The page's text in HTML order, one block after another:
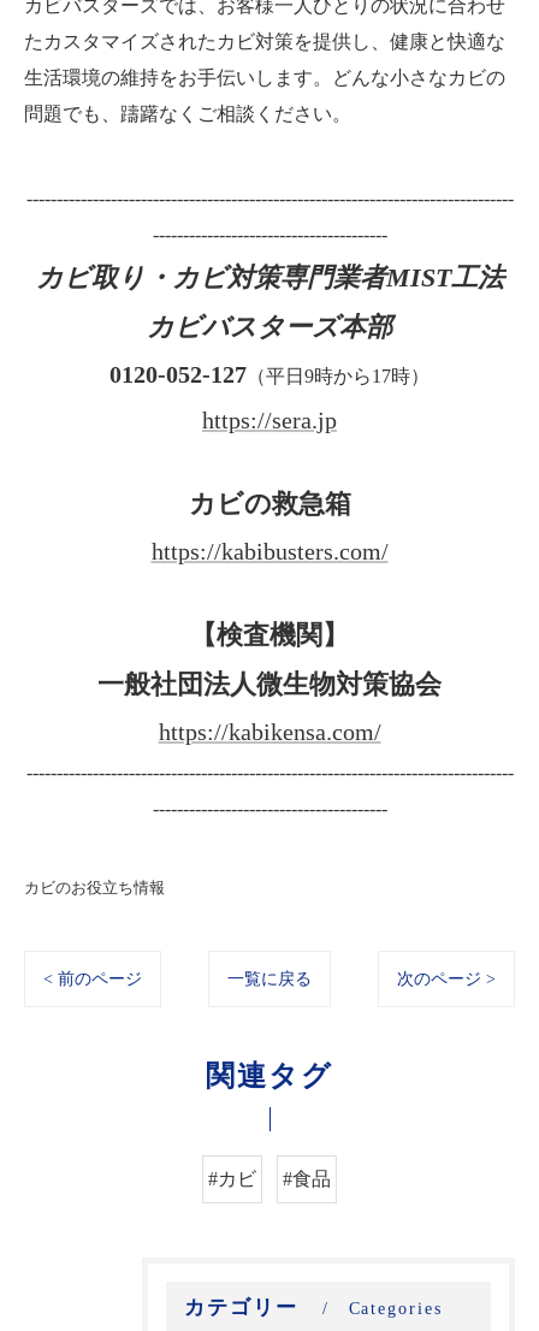
カビバスターズでは、お客様一人ひとりの状況に合わせ
たカスタマイズされたカビ対策を提供し、健康と快適な
生活環境の維持をお手伝いします。どんな小さなカビの
問題でも、躊躇なくご相談ください。
---------------------------------------------------------------------------------
---------------------------------------
カビ取り・カビ対策専門業者MIST工法
カビバスターズ本部
0120-052-127 （平日9時から17時）
https://sera.jp
カビの救急箱
https://kabibusters.com/
【検査機関】
一般社団法人微生物対策協会
https://kabikensa.com/
---------------------------------------------------------------------------------
---------------------------------------
カビのお役立ち情報
< 前のページ 一覧に戻る 次のページ >
関連タグ
#カビ #食品
カテゴリー Categories